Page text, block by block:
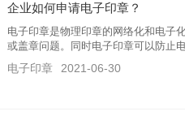
企业如何申请电子印章？
电子印章是物理印章的网络化和电子
或盖章问题。同时电子印章可以防止
促进了企业办公室的无纸化进程，为
好用吗？企业怎样到电子印章平台申请
电子印章 2021-06-30